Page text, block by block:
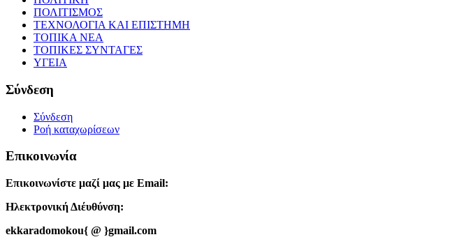
ΠΟΛΙΤΙΣΜΟΣ
ΤΕΧΝΟΛΟΓΙΑ ΚΑΙ ΕΠΙΣΤΗΜΗ
ΤΟΠΙΚΑ ΝΕΑ
ΤΟΠΙΚΕΣ ΣΥΝΤΑΓΕΣ
ΥΓΕΙΑ
Σύνδεση
Σύνδεση
Ροή καταχωρίσεων
Επικοινωνία
Επικοινωνίστε μαζί μας με Email:
Ηλεκτρονική Διέυθύνση:
ekkaradomokou{ @ }gmail.com